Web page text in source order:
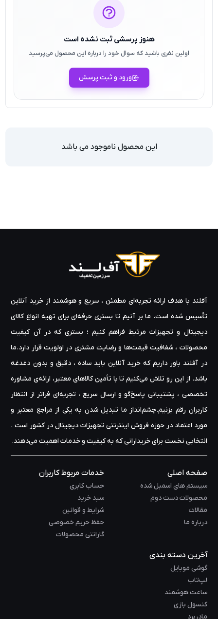
هنوز پرسشی ثبت نشده است
اولین نفری باشید که سوال خود را درباره این محصول می‌پرسید
ورود و ثبت پرسش
این محصول ناموجود می باشد
آفلند با هدف ارائه‌ تجربه‌ای مطمئن ، سریع و هوشمند از خرید آنلاین
تأسیس شده است. ما بر آنیم تا بستری حرفه‌ای برای تهیه‌ انواع کالای
دیجیتال و تجهیزات مرتبط فراهم کنیم ؛ بستری که در آن کیفیت
محصولات ، شفافیت قیمت‌ها و رضایت مشتری در اولویت قرار دارد.ما
در آفلند باور داریم که خرید آنلاین باید ساده ، دقیق و بدون دغدغه
باشد. از این رو تلاش می‌کنیم تا با تأمین کالاهای معتبر، ارائه‌ی مشاوره‌
تخصصی ، پشتیبانی پاسخ‌گو و ارسال سریع ، تجربه‌ای فراتر از انتظار
کاربران رقم بزنیم.چشم‌انداز ما تبدیل شدن به یکی از مراجع معتبر و
مورد اعتماد در حوزه‌ فروش اینترنتی تجهیزات دیجیتال در کشور است .
انتخابی نخست برای خریدارانی که به کیفیت و خدمات اهمیت می‌دهند.
صفحه اصلی
سیستم های اسمبل شده
محصولات دست دوم
مقالات
درباره ما
خدمات مربوط کاربران
حساب کابری
سبد خرید
شرایط و قوانین
حفظ حریم خصوصی
گارانتی محصولات
آخرین دسته بندی
گوشی موبایل
لپ‌تاب
ساعت هوشمند
کنسول بازی
مادربرد